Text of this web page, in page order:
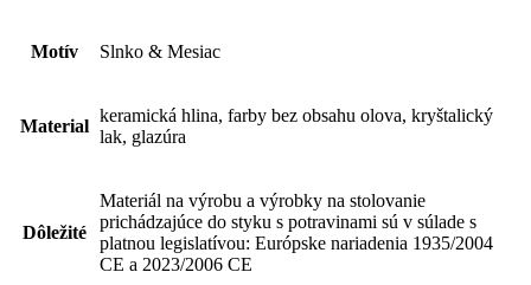
Motív Slnko & Mesiac
Material
keramická hlina, farby bez obsahu olova, kryštalický
lak, glazúra
Dôležité
Materiál na výrobu a výrobky na stolovanie
prichádzajúce do styku s potravinami sú v súlade s
platnou legislatívou: Európske nariadenia 1935/2004
CE a 2023/2006 CE